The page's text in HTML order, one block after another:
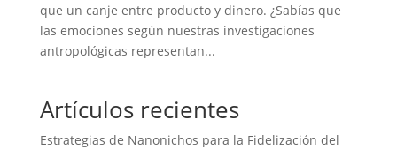
que un canje entre producto y dinero. ¿Sabías que
las emociones según nuestras investigaciones
antropológicas representan...
Artículos recientes
Estrategias de Nanonichos para la Fidelización del